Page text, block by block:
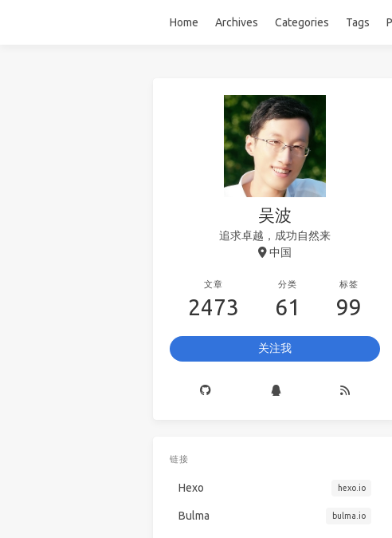
Home Archives Categories Tags
吴波
追求卓越，成功自然来
中国
文章
2473
分类
61
标签
99
关注我
链接
Hexo hexo.io
Bulma bulma.io